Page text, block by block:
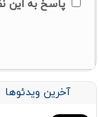
پاسخ به این
آخرین ویدئوها